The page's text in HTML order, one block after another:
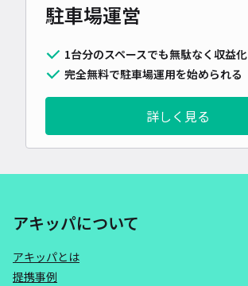
駐車場運営
1台分のスペースでも無駄なく収益化
完全無料で駐車場運用を始められる
詳しく見る
アキッパについて
アキッパとは
提携事例